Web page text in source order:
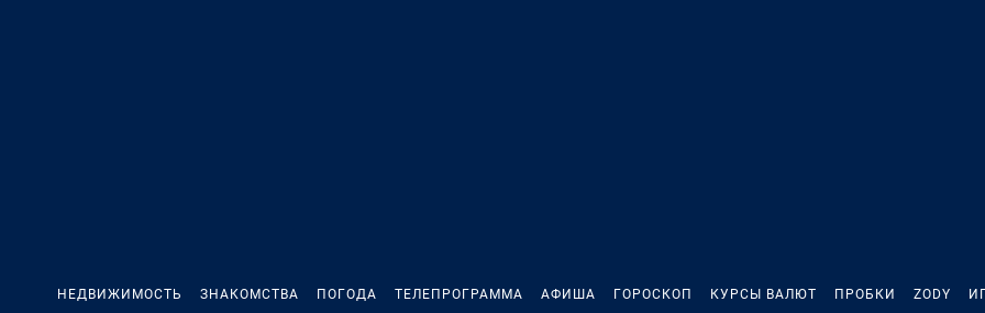
НЕДВИЖИМОСТЬ ЗНАКОМСТВА ПОГОДА ТЕЛЕПРОГРАММА АФИША ГОРОСКОП КУРСЫ ВАЛЮТ ПРОБКИ ZODY